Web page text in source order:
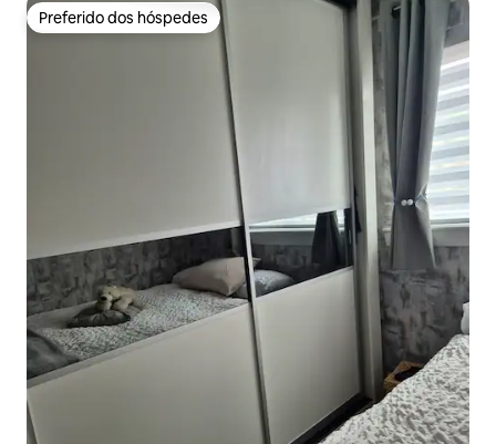
Preferido dos hóspedes
Preferido dos hóspedes